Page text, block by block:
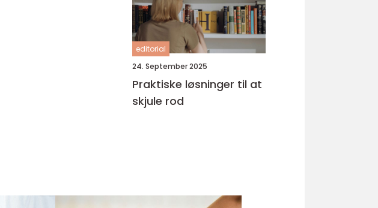
editorial
24. September 2025
Praktiske løsninger til at
skjule rod